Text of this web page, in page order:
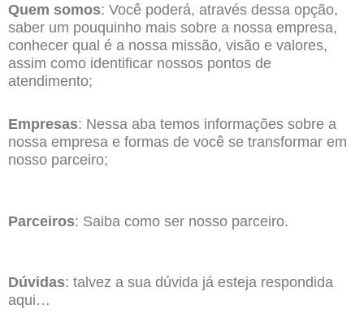
Quem somos: Você poderá, através dessa opção,
saber um pouquinho mais sobre a nossa empresa,
conhecer qual é a nossa missão, visão e valores,
assim como identificar nossos pontos de
atendimento;
Empresas: Nessa aba temos informações sobre a
nossa empresa e formas de você se transformar em
nosso parceiro;
Parceiros: Saiba como ser nosso parceiro.
Dúvidas: talvez a sua dúvida já esteja respondida
aqui…